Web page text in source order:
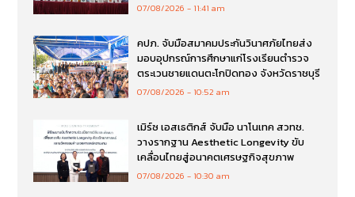
07/08/2026 11:41 am
คปภ. จับมือสมาคมประกันวินาศภัยไทยส่ง
มอบอุปกรณ์การศึกษาแก่โรงเรียนตำรวจ
ตระเวนชายแดนตะโกปิดทอง จังหวัดราชบุรี
07/08/2026 10:52 am
เมิร์ซ เอสเธติกส์ จับมือ นาโนเทค สวทช.
วางรากฐาน Aesthetic Longevity ขับ
เคลื่อนไทยสู่อนาคตเศรษฐกิจสุขภาพ
07/08/2026 10:30 am